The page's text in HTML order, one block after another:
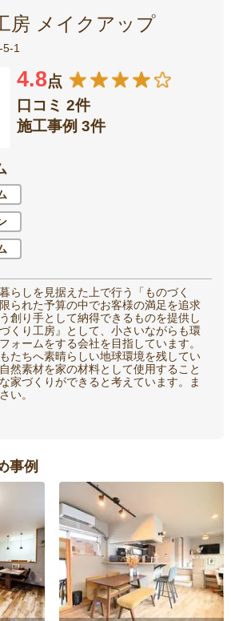
房 メイクアップ
5-1
4.8点
口コミ 2件
施工事例 3件
らしを見据えた上で行う「ものづく
られた予算の中でお客様の満足を追求
創り手として納得できるものを提供し
くり工房』として、小さいながらも環
ォームをする会社を目指しています。
たちへ素晴らしい地球環境を残してい
然素材を家の材料として使用すること
家づくりができると考えています。ま
い。
事例